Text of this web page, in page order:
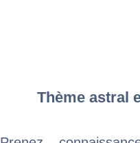
Thème astral